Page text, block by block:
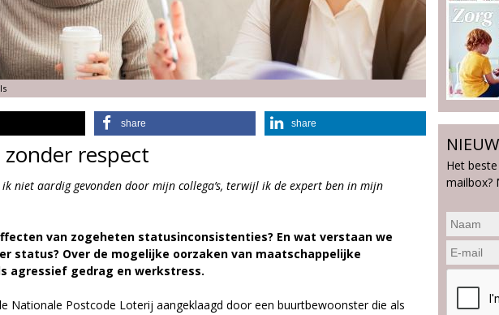
share share
respect
niet aardig gevonden door mijn collega’s, terwijl ik de expert ben in mijn
van zogeheten statusinconsistenties? En wat verstaan we
status? Over de mogelijke oorzaken van maatschappelijke
agressief gedrag en werkstress.
Nationale Postcode Loterij aangeklaagd door een buurtbewoonster die als
Het
mailbox?